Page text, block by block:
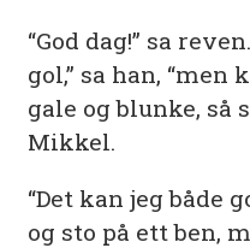
“God dag!” sa
gol,” sa han, “men
gale og blunke, så
Mikkel.
“Det kan jeg både
og sto på ett ben,